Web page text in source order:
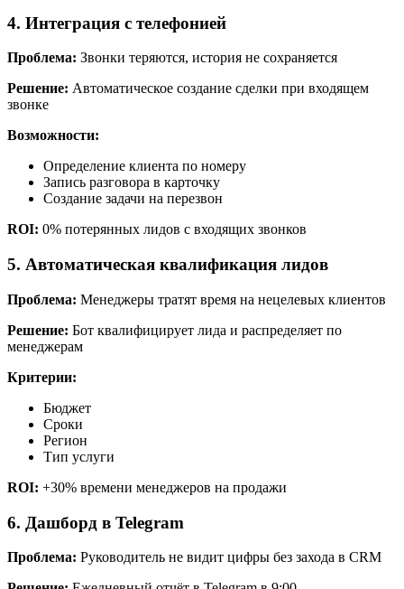
4. Интеграция с телефонией
Проблема: Звонки теряются, история не сохраняется
Решение: Автоматическое создание сделки при входящем
звонке
Возможности:
Определение клиента по номеру
Запись разговора в карточку
Создание задачи на перезвон
ROI: 0% потерянных лидов с входящих звонков
5. Автоматическая квалификация лидов
Проблема: Менеджеры тратят время на нецелевых клиентов
Решение: Бот квалифицирует лида и распределяет по
менеджерам
Критерии:
Бюджет
Сроки
Регион
Тип услуги
ROI: +30% времени менеджеров на продажи
6. Дашборд в Telegram
Проблема: Руководитель не видит цифры без захода в CRM